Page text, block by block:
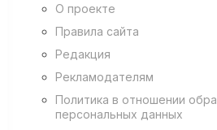
О проекте
Правила сайта
Редакция
Рекламодателям
Политика в отношении
персональных данных